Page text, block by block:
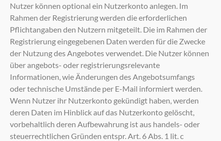
Nutzer können optional ein Nutzerkonto anlegen. Im
Rahmen der Registrierung werden die erforderlichen
Pflichtangaben den Nutzern mitgeteilt. Die im Rahmen der
Registrierung eingegebenen Daten werden für die Zwecke
der Nutzung des Angebotes verwendet. Die Nutzer können
über angebots- oder registrierungsrelevante
Informationen, wie Änderungen des Angebotsumfangs
oder technische Umstände per E-Mail informiert werden.
Wenn Nutzer ihr Nutzerkonto gekündigt haben, werden
deren Daten im Hinblick auf das Nutzerkonto gelöscht,
vorbehaltlich deren Aufbewahrung ist aus handels- oder
steuerrechtlichen Gründen entspr. Art. 6 Abs. 1 lit. c